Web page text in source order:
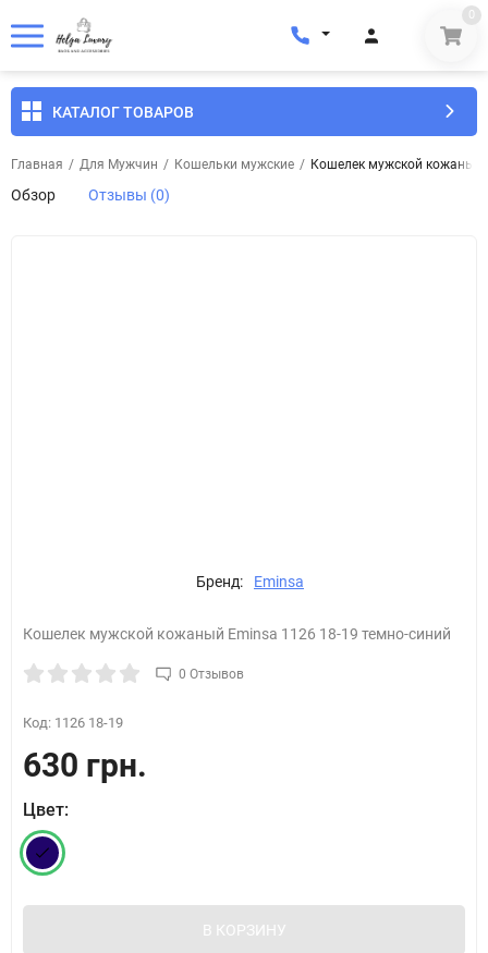
0
КАТАЛОГ ТОВАРОВ
Главная / Для Мужчин / Кошельки мужские / Кошелек мужской кожаный
Обзор Отзывы (0)
Бренд: Eminsa
Кошелек мужской кожаный Eminsa 1126 18-19 темно-синий
0 Отзывов
Код: 1126 18-19
630 грн.
Цвет:
В КОРЗИНУ